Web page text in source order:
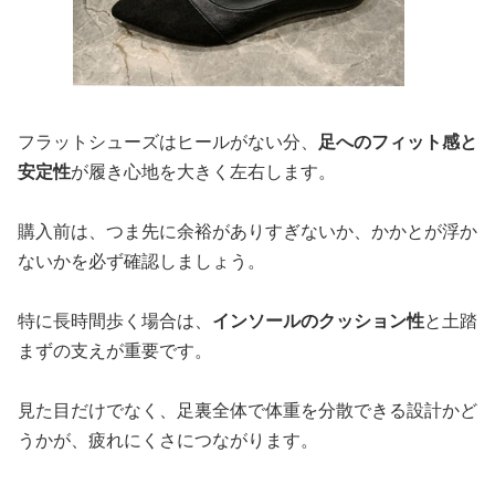
フラットシューズはヒールがない分、 足へのフィット感と
安定性が履き心地を大きく左右します。
購入前は、つま先に余裕がありすぎないか、かかとが浮か
ないかを必ず確認しましょう。
特に長時間歩く場合は、 インソールのクッション性と土踏
まずの支えが重要です。
見た目だけでなく、足裏全体で体重を分散できる設計かど
うかが、疲れにくさにつながります。